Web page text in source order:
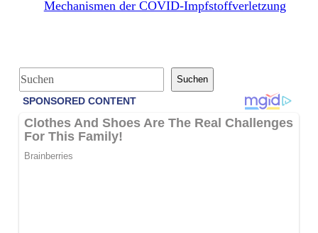
Mechanismen der COVID-Impfstoffverletzung
S
u
Suchen